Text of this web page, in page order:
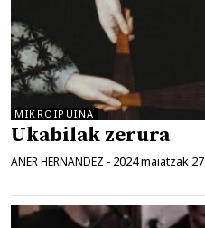
MIKROIPUINA
Ukabilak zerura
ANER HERNANDEZ - 2024 maiatzak 27